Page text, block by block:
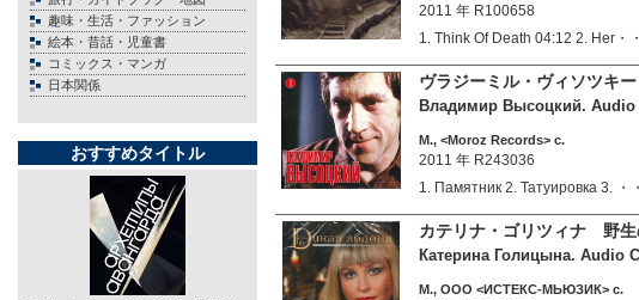
趣味・生活・ファッション
絵本・昔話・児童書
コミックス・マンガ
日本関係
おすすめタイトル
2011 年 R100658
1. Think Of Death 04:12 2. Her・
ヴラジーミル・ヴィソツ
Владимир Высоцкий. Audio
М., <Moroz Records> c.
2011 年 R243036
1. Памятник 2. Татуировка 3. ・
カテリナ・ゴリツィナ 野
Катерина Голицына. Audio
М., ООО <ИСТЕКС-МЬЮЗИК> c.